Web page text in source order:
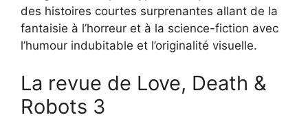
des histoires courtes surprenantes allant de la
fantaisie à l’horreur et à la science-fiction avec
l’humour indubitable et l’originalité visuelle.
La revue de Love, Death &
Robots 3